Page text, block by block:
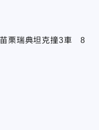
栗瑞典坦克撞3車 8